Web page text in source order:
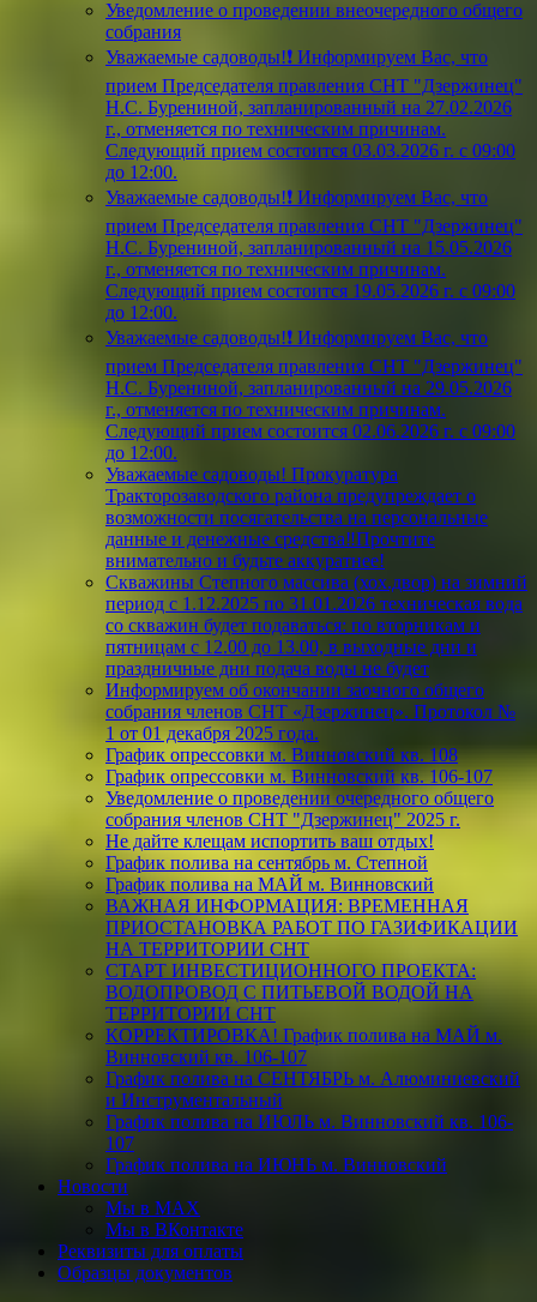
Уведомление о проведении внеочередного общего
собрания
Уважаемые садоводы!❗ Информируем Вас, что
прием Председателя правления СНТ "Дзержинец"
Н.С. Бурениной, запланированный на 27.02.2026
г., отменяется по техническим причинам.
Следующий прием состоится 03.03.2026 г. с 09:00
до 12:00.
Уважаемые садоводы!❗ Информируем Вас, что
прием Председателя правления СНТ "Дзержинец"
Н.С. Бурениной, запланированный на 15.05.2026
г., отменяется по техническим причинам.
Следующий прием состоится 19.05.2026 г. с 09:00
до 12:00.
Уважаемые садоводы!❗ Информируем Вас, что
прием Председателя правления СНТ "Дзержинец"
Н.С. Бурениной, запланированный на 29.05.2026
г., отменяется по техническим причинам.
Следующий прием состоится 02.06.2026 г. с 09:00
до 12:00.
Уважаемые садоводы! Прокуратура
Тракторозаводского района предупреждает о
возможности посягательства на персональные
данные и денежные средства‼️Прочтите
внимательно и будьте аккуратнее!
Скважины Степного массива (хох.двор) на зимний
период с 1.12.2025 по 31.01.2026 техническая вода
со скважин будет подаваться: по вторникам и
пятницам с 12.00 до 13.00, в выходные дни и
праздничные дни подача воды не будет
Информируем об окончании заочного общего
собрания членов СНТ «Дзержинец». Протокол №
1 от 01 декабря 2025 года.
График опрессовки м. Винновский кв. 108
График опрессовки м. Винновский кв. 106-107
Уведомление о проведении очередного общего
собрания членов СНТ "Дзержинец" 2025 г.
Не дайте клещам испортить ваш отдых!
График полива на сентябрь м. Степной
График полива на МАЙ м. Винновский
ВАЖНАЯ ИНФОРМАЦИЯ: ВРЕМЕННАЯ
ПРИОСТАНОВКА РАБОТ ПО ГАЗИФИКАЦИИ
НА ТЕРРИТОРИИ СНТ
СТАРТ ИНВЕСТИЦИОННОГО ПРОЕКТА:
ВОДОПРОВОД С ПИТЬЕВОЙ ВОДОЙ НА
ТЕРРИТОРИИ СНТ
КОРРЕКТИРОВКА! График полива на МАЙ м.
Винновский кв. 106-107
График полива на СЕНТЯБРЬ м. Алюминиевский
и Инструментальный
График полива на ИЮЛЬ м. Винновский кв. 106-
107
График полива на ИЮНЬ м. Винновский
Новости
Мы в МАХ
Мы в ВКонтакте
Реквизиты для оплаты
Образцы документов